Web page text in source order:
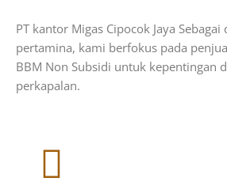
PT kantor Migas Cipocok Jaya
pertamina, kami berfokus pada
BBM Non Subsidi untuk kepentingan
perkapalan.